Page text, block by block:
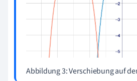
Abbildung 3: Verschiebung auf